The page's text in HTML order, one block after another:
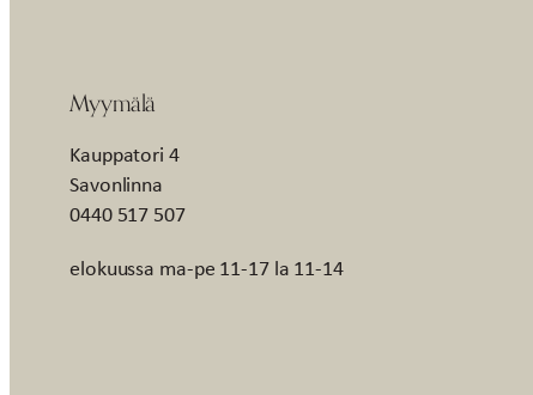
Myymälä
Kauppatori 4
Savonlinna
0440 517 507
elokuussa ma-pe 11-17 la 11-14